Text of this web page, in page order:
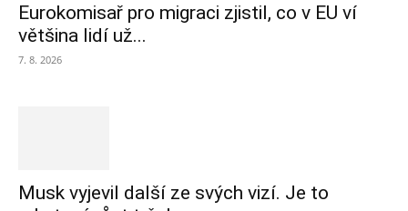
Eurokomisař pro migraci zjistil, co v EU ví
většina lidí už...
7. 8. 2026
Musk vyjevil další ze svých vizí. Je to